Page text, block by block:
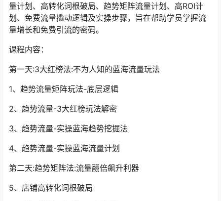
量计划、高转化词根破局、趋势矩阵流量计划、高ROI计
划、免费流量撬动逻辑及实操步骤，旨在帮助学员掌握流
量增长和免费引流的密码。
课程内容：
第一天:3大红榜法:不为人知的蓝海流量玩法
1、趋势流量矩阵玩法-底层逻辑
2、趋势流量-3大红榜玩法解密
3、趋势流量-实操蓝海趋势挖掘法
4、趋势流量-实操蓝海流量计划
第二天:趋势矩阵法:流量翻倍飙升利器
5、店铺高转化词根破局